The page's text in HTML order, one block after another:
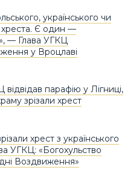
українського чи
хреста. Є один —
— Глава УГКЦ
у Вроцлаві
відвідав парафію у Лігниці,
зрізали хрест
хрест з українського
УГКЦ: «Богохульство
Воздвиження»